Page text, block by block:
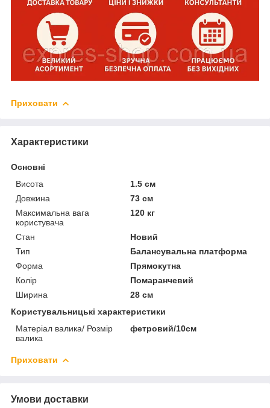
Приховати
Характеристики
Основні
Висота
1.5 см
Довжина
73 см
Максимальна вага
користувача
120 кг
Стан
Новий
Тип
Балансувальна платформа
Форма
Прямокутна
Колір
Помаранчевий
Ширина
28 см
Користувальницькі характеристики
Матеріал валика/ Розмір
валика
фетровий/10см
Приховати
Умови доставки